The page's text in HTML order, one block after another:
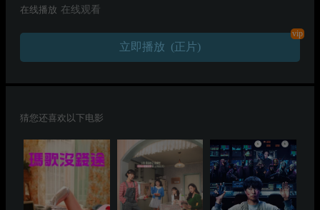
在线播放 在线观看
立即播放 (正片)
vip
猜您还喜欢以下电影